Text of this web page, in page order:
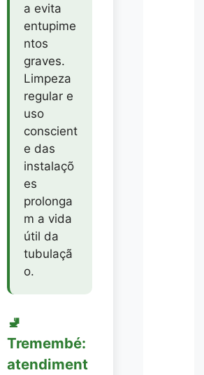
a evita
entupime
ntos
graves.
Limpeza
regular e
uso
conscient
e das
instalaçõ
es
prolonga
m a vida
útil da
tubulaçã
o.
🚽
Tremembé:
atendiment